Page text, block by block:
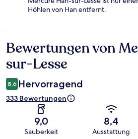
Höhlen von Han entfernt.
Bewertungen
Bewertungen von
sur-Lesse
8,6 Hervorragend
333 Bewertungen
9,0
Sauberkeit
8,4
Ausstattung